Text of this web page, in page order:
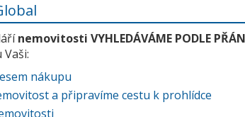
nemovitosti VYHLEDÁVÁME PODLE
Vaši:
nákupu
a připravíme cestu k prohlídce